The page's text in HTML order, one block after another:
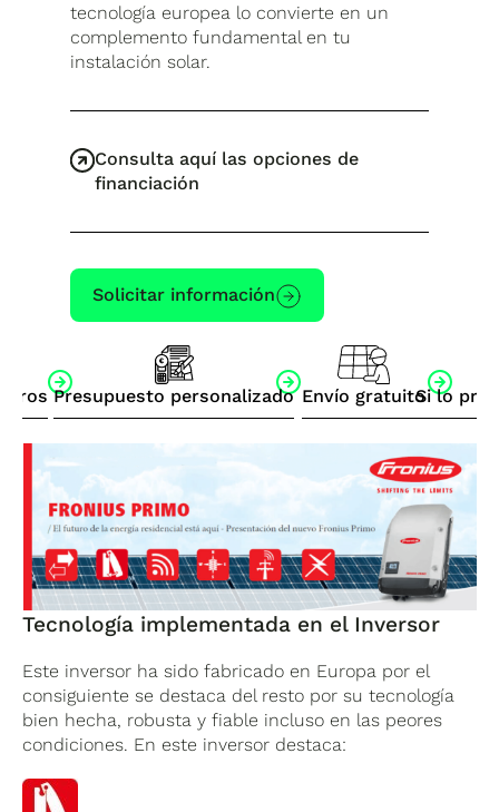
tecnología europea lo convierte en un
complemento fundamental en tu
instalación solar.
Consulta aquí las opciones de
financiación
Solicitar información
Presupuesto personalizado Envío gratuitoSi lo
Tecnología implementada en el Inversor
Este inversor ha sido fabricado en Europa por el
consiguiente se destaca del resto por su tecnología
bien hecha, robusta y fiable incluso en las peores
condiciones. En este inversor destaca: